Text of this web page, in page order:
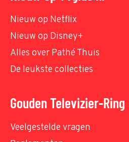
Nieuw op Netflix
Nieuw op Disney+
Alles over Pathé Thuis
De leukste collecties
Gouden Televizier-Ring
Veelgestelde vragen